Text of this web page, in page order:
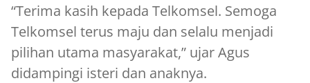
“Terima kasih kepada Telkomsel. Semoga
Telkomsel terus maju dan selalu menjadi
pilihan utama masyarakat,” ujar Agus
didampingi isteri dan anaknya.